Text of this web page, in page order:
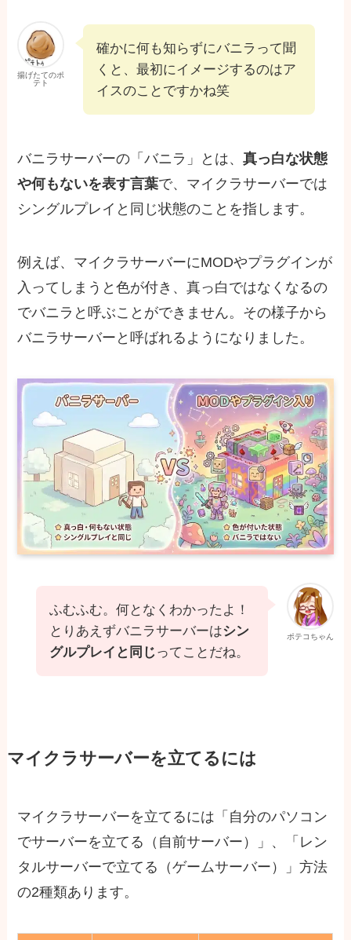
揚げたてのポ
テト
確かに何も知らずにバニラって聞
くと、最初にイメージするのはア
イスのことですかね笑
バニラサーバーの「バニラ」とは、真っ白な状態
や何もないを表す言葉で、マイクラサーバーでは
シングルプレイと同じ状態のことを指します。
例えば、マイクラサーバーにMODやプラグインが
入ってしまうと色が付き、真っ白ではなくなるの
でバニラと呼ぶことができません。その様子から
バニラサーバーと呼ばれるようになりました。
ポテコちゃん
ふむふむ。何となくわかったよ！
とりあえずバニラサーバーはシン
グルプレイと同じ ってことだね。
マイクラサーバーを立てるには
マイクラサーバーを立てるには「自分のパソコン
でサーバーを立てる（自前サーバー）」、「レン
タルサーバーで立てる（ゲームサーバー）」方法
の2種類あります。